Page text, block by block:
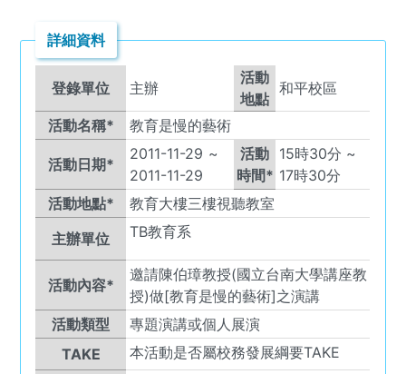
詳細資料
登錄單位 主辦
活動
地點
和平校區
活動名稱* 教育是慢的藝術
活動日期*
2011-11-29 ~
2011-11-29
活動
時間*
15時30
分 ~
17時30分
活動地點*
教育大樓三樓視聽教室
主辦單位
TB教育系
活動內容*
邀請陳伯璋教授(國立台南大學講座教
授)做[教育是慢的藝術]之演講
活動類型
專題演講或個人展演
TAKE
本活動是否屬校務發展綱要TAKE